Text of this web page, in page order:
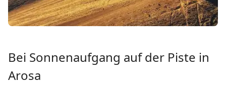
Bei Sonnenaufgang auf der Piste in
Arosa